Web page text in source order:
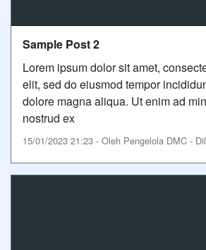
Sample Post 2
Lorem ipsum dolor sit amet,
elit, sed do eiusmod tempor
dolore magna aliqua. Ut enim ad
nostrud ex
15/01/2023 21:23 - Oleh Pengelola DMC -